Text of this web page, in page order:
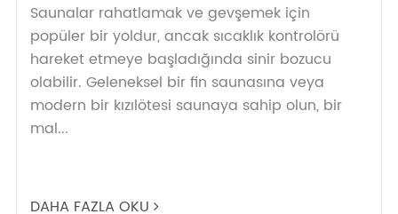
Saunalar rahatlamak ve gevşemek için
popüler bir yoldur, ancak sıcaklık kontrolörü
hareket etmeye başladığında sinir bozucu
olabilir. Geleneksel bir fin saunasına veya
modern bir kızılötesi saunaya sahip olun, bir
mal...
DAHA FAZLA OKU